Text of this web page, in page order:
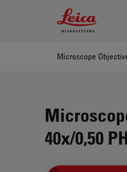
Leica
Microscope
40x/0,50